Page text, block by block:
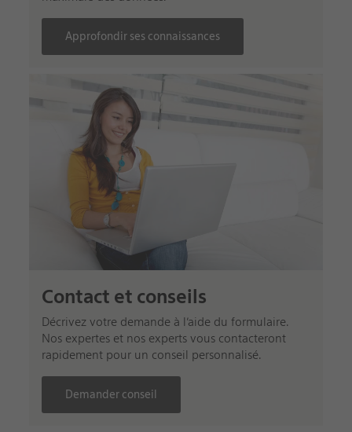
Approfondir ses connaissances
Contact et conseils
Décrivez votre demande à l’aide du formulaire.
Nos expertes et nos experts vous contacteront
rapidement pour un conseil personnalisé.
Demander conseil